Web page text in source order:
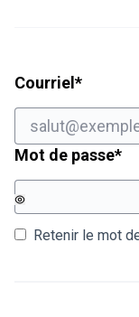
Courriel *Champ
Mot de passe*
Retenir le mot